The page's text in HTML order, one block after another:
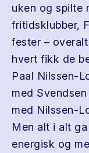
uken og spilte
fritidsklubber,
fester –
hvert fikk de
Paal Nilssen-
med
med Nilssen-
Men alt i alt
energisk og